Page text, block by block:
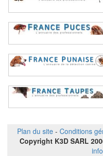
Plan du site - Conditions
Copyright K3D SARL